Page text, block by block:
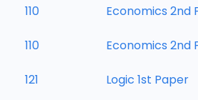
110 Economics 2nd
110 Economics 2nd
121 Logic 1st Paper